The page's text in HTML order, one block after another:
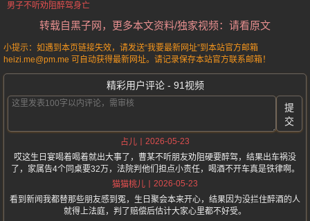
男子不听劝阻醉驾身亡
转载自黑子网，更多本文资料/独家视频：请看原文
小提示：如遇到本页链接失效，请发送“我要最新网址”到本站官方邮箱
heizi.me@pm.me 可自动获得最新网址。请记录保存本站官方联系邮箱！
精彩用户评论 - 91视频
提
交
占儿
2026-05-23
哎这生日宴喝着喝着就出大事了，曹某不听朋友劝阻硬要醉驾，结果出车祸没
了，家属告4个同桌要32万，法院判他们担点小责任，喝酒不开车真是铁律啊。
猫猫桃儿
2026-05-23
看到新闻我都替那些朋友感到冤，生日聚会本来开心，结果因为没拦住醉酒的人
就得上法庭，判了赔偿后估计大家心里都不好受。